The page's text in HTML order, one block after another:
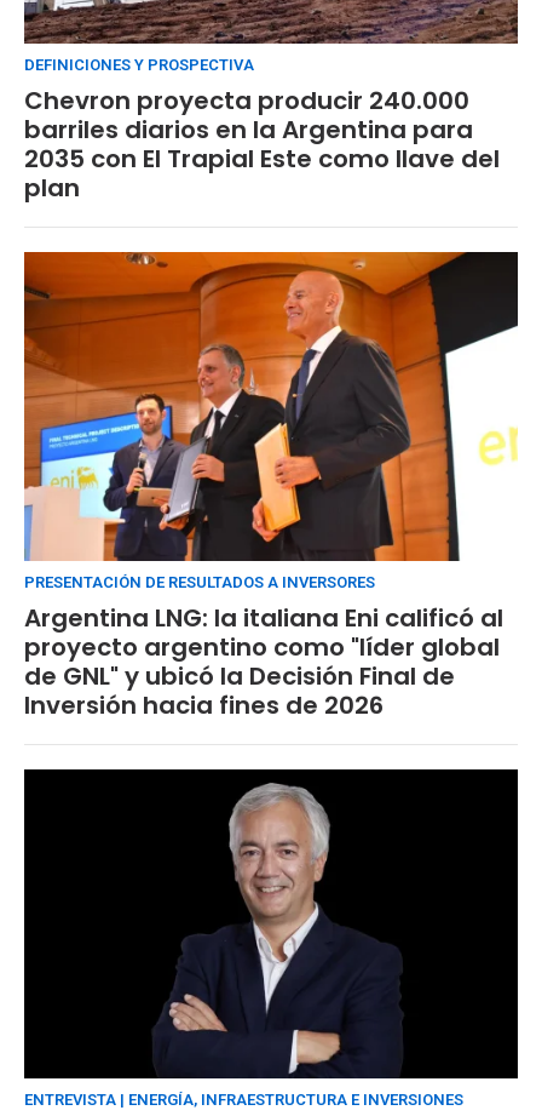
DEFINICIONES Y PROSPECTIVA
Chevron proyecta producir 240.000
barriles diarios en la Argentina para
2035 con El Trapial Este como llave del
plan
PRESENTACIÓN DE RESULTADOS A INVERSORES
Argentina LNG: la italiana Eni calificó al
proyecto argentino como "líder global
de GNL" y ubicó la Decisión Final de
Inversión hacia fines de 2026
ENTREVISTA | ENERGÍA, INFRAESTRUCTURA E INVERSIONES